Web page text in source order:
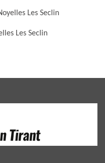
Les Seclin
Les Seclin